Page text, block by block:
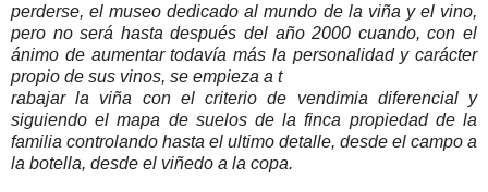
perderse, el museo dedicado al mundo de la viña y el vino,
pero no será hasta después del año 2000 cuando, con el
ánimo de aumentar todavía más la personalidad y carácter
propio de sus vinos, se empieza a t
rabajar la viña con el criterio de vendimia diferencial y
siguiendo el mapa de suelos de la finca propiedad de la
familia controlando hasta el ultimo detalle, desde el campo a
la botella, desde el viñedo a la copa.